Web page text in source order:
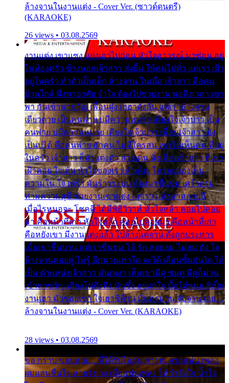
ล้างจานในงานแต่ง - Cover Ver. (ซาวด์ดนตรี)
(KARAOKE)
26 views • 03.08.2569
งานแต่ง เขาแซง แย่งเอาไปก่อน หัวใจอาวรณ์ มาซ่อน อยู่
ในห้องครัว ข้างนอกเจ้าสาว ส่งยิ้ม ให้คนไปทั่ว แต่เรา เฝ้า
อยู่ในครัว ทำตัวเป็นเด็ก ล้างจาน ในเมื่อ เจ้าสาว คือคน
บ้านใกล้ พึ่งพาอาศัย จำใจ ต้องไปช่วยงาน พอถึงเวลา เขา
พา กันเข้าพาขวัญ เพื่อนฝูง เฮฮาดังลั่น แต่เราล้างจาน
เดียวดาย เป็นคนพ่าย บ่มีความหมาย เคียงใจเจ้าบ่าว เป็น
คนพ่าย บ่มีความหมาย เคียงใจเจ้าบ่าว เพื่อนเจ้าสาว ยัง
เป็นบ่ได้ คือคนพ่าย ฮักคน ไม่มีใครสน เขาไม่เห็นคน ที่อยู่
ในครัว เจ้าสาว ก็มัวแต่งตัว สวยเด่น นั่งเคียงเจ้าบ่าว ที่เขา
เฝ้าคอย ใจเต้น หัวใจของเรา ลำเค็ญ ใครจะมองเห็น
ความใน ใจ เศร้า มันร้าวระบม ต้องมาขื่นขม เศร้าตรม
ท่ามความสุขี ช่วยงานเขาแต่ง แต่เรา แล้งมาหลายปี
เมื่อไรหนอจะ โชคดี ได้มีพิธีวิวาห์ หัวใจหล้า คอยไปคอย
มา คือหน้าที่เก่า หัวใจหล้า คอยไปคอยมา คือหน้าที่เก่า
คือหยังเขา มีงานแต่งแล้ว ไปล้างแต่จาน ดั่งถูกประหาร
เมื่อเขาชื่นบาน แต่เราขื่นขม โอ้ รัก ลอยลม ไม่สม ดัง ใจ
ล้างจานคอยคู่ ไม่รู้ อีกนานเท่าใด จะได้ เลื่อนขั้นบันได ได้
เป็น ตำแหน่งเจ้าสาว มันเหงา เห็นเขามีคู่ ซมดู มีคู่ก็ม่วน
เข้าพาขวัญ เสียงโห่ตึงตึง มันซึ้ง อยู่แก่ใจ มื้อใด๋หนอ สิเป็น
งานเฮา มัวซอยเขา ใจเฮาซิด้าน มันทรมาน จับจาน เอย…
ล้างจานในงานแต่ง - Cover Ver. (KARAOKE)
28 views • 03.08.2569
ขอ กราบ ขอบคุณ.... ที่ได้รับไออุ่น การุณ จากแฟน เพลง
ผมแสนชื่นใจ หายวังเวง เมื่อแฟนเพลง ให้กำลังใจ น้ำใจ